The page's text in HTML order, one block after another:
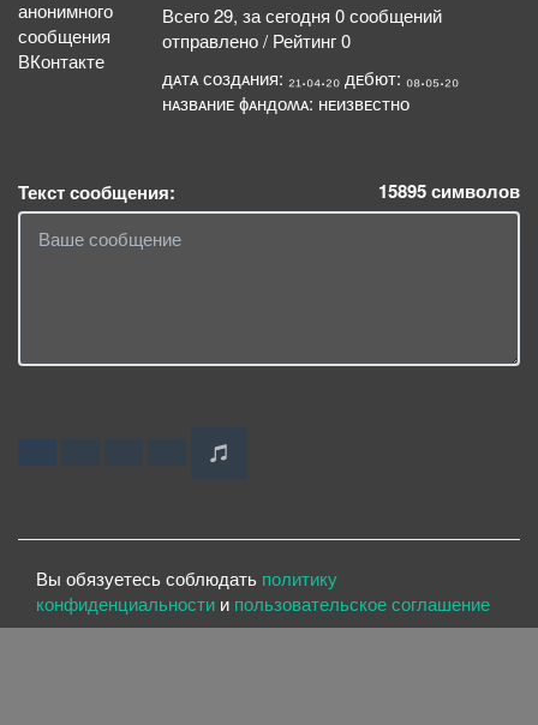
Всего 29, за сегодня 0 сообщений
отправлено / Рейтинг 0
дᴀᴛᴀ ᴄᴏɜдᴀния: ₂₁.₀₄.₂₀ дᴇбюᴛ: ₀₈.₀₅.₂₀
нᴀɜʙᴀниᴇ ɸᴀндᴏʍᴀ: нᴇизвᴇстно
Текст сообщения: 15895символов
Вы обязуетесь соблюдать политику
конфиденциальности и пользовательское соглашение